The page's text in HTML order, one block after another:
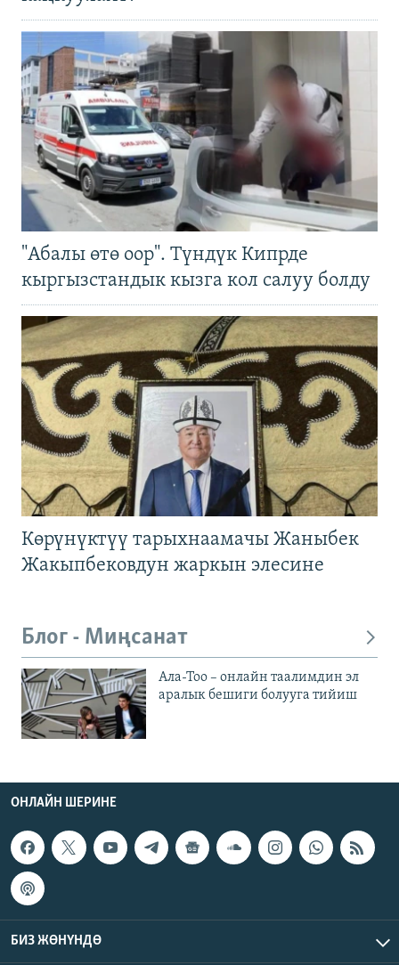
"Абалы өтө оор". Түндүк Кипрде
кыргызстандык кызга кол салуу болду
Көрүнүктүү тарыхнаамачы Жаныбек
Жакыпбековдун жаркын элесине
Блог - Миңсанат
Ала-Тоо – онлайн таалимдин эл
аралык бешиги болууга тийиш
ОНЛАЙН ШЕРИНЕ
БИЗ ЖӨНҮНДӨ